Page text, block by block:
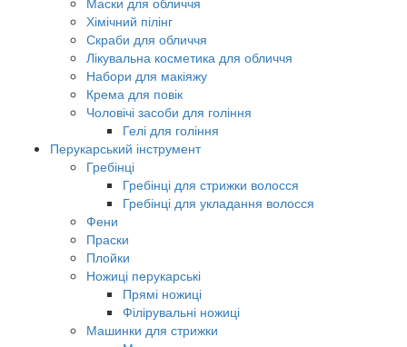
Хімічний пілінг
Скраби для обличчя
Лікувальна косметика для обличчя
Набори для макіяжу
Крема для повік
Чоловічі засоби для гоління
Гелі для гоління
Перукарський інструмент
Гребінці
Гребінці для стрижки волосся
Гребінці для укладання волосся
Фени
Праски
Плойки
Ножиці перукарські
Прямі ножиці
Філірувальні ножиці
Машинки для стрижки